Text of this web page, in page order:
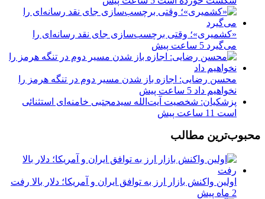
«کشمیری»؛ وقتی برچسب‌سازی جای نقد رسانه‌ای را
می‌گیرد 5 ساعت پیش
محسن رضایی: اجازه باز شدن مسیر دوم در تنگه هرمز را
نخواهیم داد 5 ساعت پیش
پزشکیان: شخصیت آیت‌الله سیدمجتبی خامنه‌ای استثنائی
است 11 ساعت پیش
محبوب‌ترین مطالب
اولین واکنش بازار ارز به توافق ایران و آمریکا؛ دلار بالا رفت
2 ماه پیش